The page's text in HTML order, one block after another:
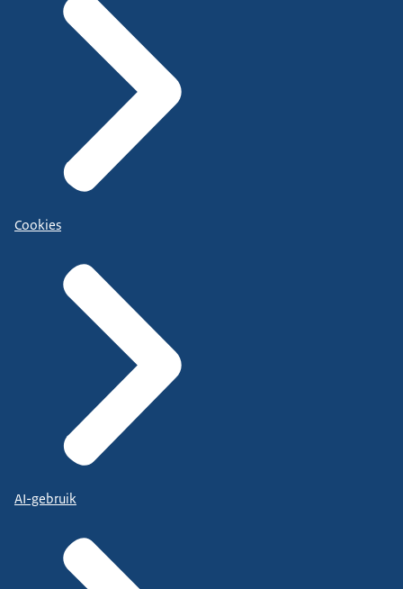
Cookies
AI-gebruik